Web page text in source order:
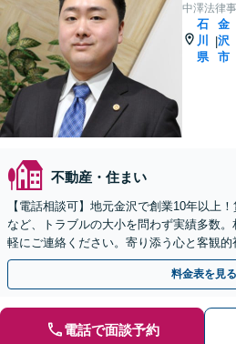
中澤法律
石
川
県
|
金
沢
市
不動産・住まい
【電話相談可】地元金沢で創業10年以上
など、トラブルの大小を問わず実績多数
軽にご連絡ください。寄り添う心と客観
なサポートが強み【出張対応】駐車場完備
料金表を見る
電話で面談予約